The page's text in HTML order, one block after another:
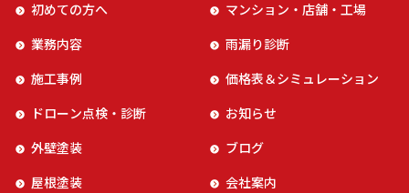
初めての方へ
業務内容
施工事例
ドローン点検・診断
外壁塗装
屋根塗装
マンション・店舗・工場
雨漏り診断
価格表＆シミュレーション
お知らせ
ブログ
会社案内